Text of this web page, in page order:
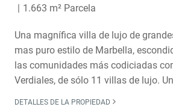
1.663 m² Parcela
Una magnífica villa de lujo de
mas puro estilo de Marbella,
las comunidades más codiciadas
Verdiales, de sólo 11 villas de lujo.
DETALLES DE LA PROPIEDAD